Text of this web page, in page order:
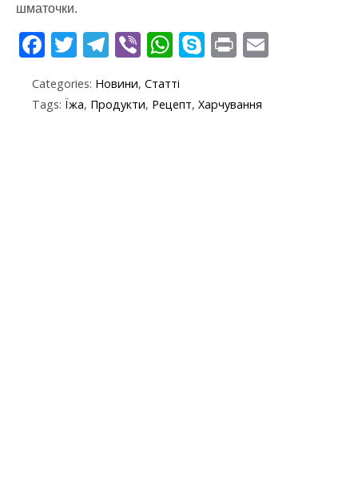
шматочки.
F
e
b
T
itt
er
T
e
gr
Vi
er
W
at
S
y
p
Pr
t
Categories: Новини, Статті
Tags: Їжа, Продукти, Рецепт, Харчування